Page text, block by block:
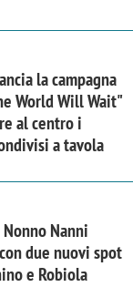
la campagna
World Will Wait"
al centro i
a tavola
Nanni
due nuovi spot
e Robiola